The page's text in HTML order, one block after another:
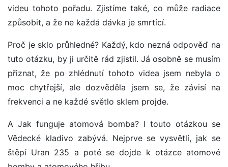
videu tohoto pořadu. Zjistíme také, co může radiace
způsobit, a že ne každá dávka je smrtící.
Proč je sklo průhledné? Každý, kdo nezná odpověď na
tuto otázku, by ji určitě rád zjistil. Já osobně se musím
přiznat, že po zhlédnutí tohoto videa jsem nebyla o
moc chytřejší, ale dozvěděla jsem se, že závisí na
frekvenci a ne každé světlo sklem projde.
A Jak funguje atomová bomba? I touto otázkou se
Vědecké kladivo zabývá. Nejprve se vysvětlí, jak se
štěpí Uran 235 a poté se dojde k otázce atomové